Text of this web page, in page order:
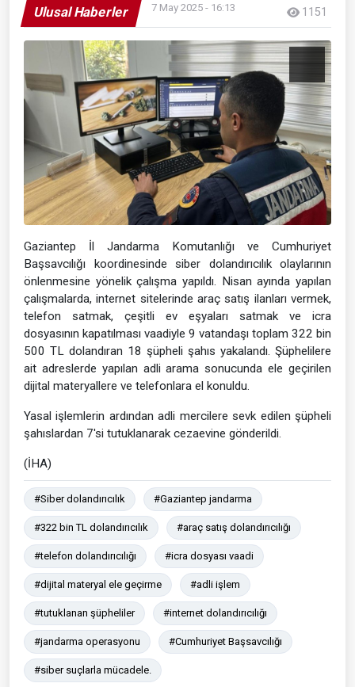
Ulusal Haberler 7 May 2025 - 16:13 1151
Gaziantep İl Jandarma Komutanlığı ve Cumhuriyet
Başsavcılığı koordinesinde siber dolandırıcılık olaylarının
önlenmesine yönelik çalışma yapıldı. Nisan ayında yapılan
çalışmalarda, internet sitelerinde araç satış ilanları vermek,
telefon satmak, çeşitli ev eşyaları satmak ve icra
dosyasının kapatılması vaadiyle 9 vatandaşı toplam 322 bin
500 TL dolandıran 18 şüpheli şahıs yakalandı. Şüphelilere
ait adreslerde yapılan adli arama sonucunda ele geçirilen
dijital materyallere ve telefonlara el konuldu.
Yasal işlemlerin ardından adli mercilere sevk edilen şüpheli
şahıslardan 7'si tutuklanarak cezaevine gönderildi.
(İHA)
#Siber dolandırıcılık #Gaziantep jandarma
#322 bin TL dolandırıcılık #araç satış dolandırıcılığı
#telefon dolandırıcılığı #icra dosyası vaadi
#dijital materyal ele geçirme #adli işlem
#tutuklanan şüpheliler #internet dolandırıcılığı
#jandarma operasyonu #Cumhuriyet Başsavcılığı
#siber suçlarla mücadele.